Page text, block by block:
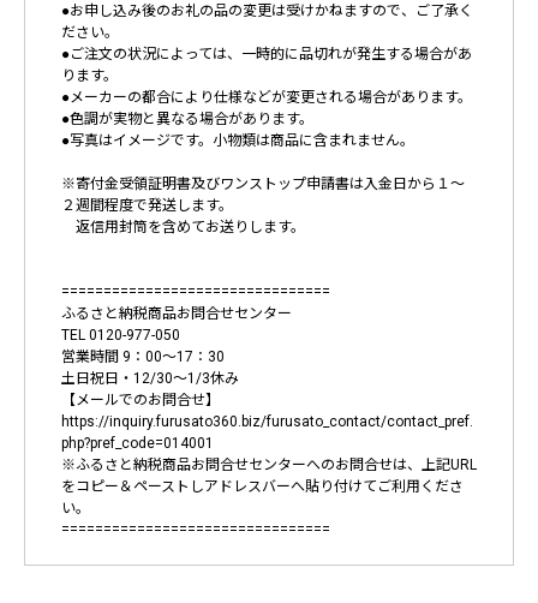
●お申し込み後のお礼の品の変更は受けかねますので、ご了承く
ださい。
●ご注文の状況によっては、一時的に品切れが発生する場合があ
ります。
●メーカーの都合により仕様などが変更される場合があります。
●色調が実物と異なる場合があります。
●写真はイメージです。小物類は商品に含まれません。
※寄付金受領証明書及びワンストップ申請書は入金日から１～
２週間程度で発送します。
返信用封筒を含めてお送りします。
================================
ふるさと納税商品お問合せセンター
TEL 0120-977-050
営業時間 9：00～17：30
土日祝日・12/30～1/3休み
【メールでのお問合せ】
https://inquiry.furusato360.biz/furusato_contact/contact_pref.
php?pref_code=014001
※ふるさと納税商品お問合せセンターへのお問合せは、上記URL
をコピー＆ペーストしアドレスバーへ貼り付けてご利用くださ
い。
================================